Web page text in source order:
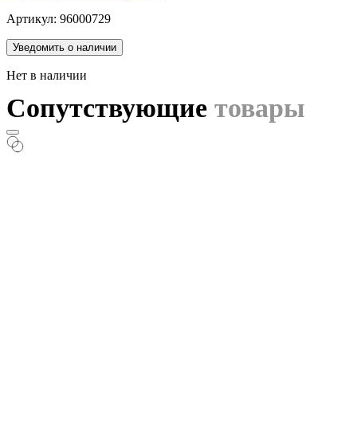
Артикул: 96000729
Уведомить о наличии
Нет в наличии
Сопутствующие товары